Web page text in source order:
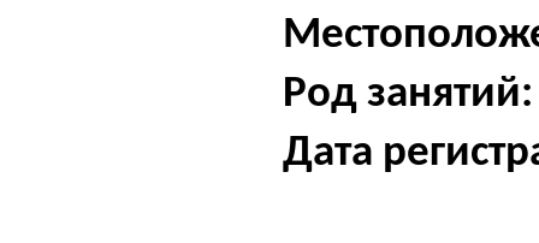
Род занятий:
Дата